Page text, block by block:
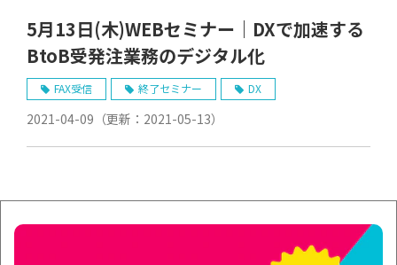
5月13日(木)WEBセミナー｜DXで加速する
BtoB受発注業務のデジタル化
FAX受信 終了セミナー DX
2021-04-09 （更新： 2021-05-13）